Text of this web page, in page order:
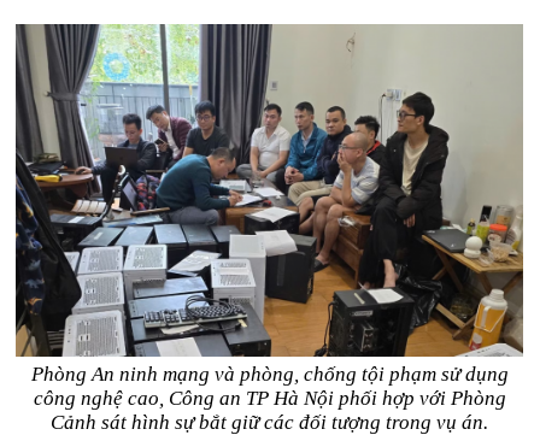
Phòng An ninh mạng và phòng, chống tội phạm sử dụng
công nghệ cao, Công an TP Hà Nội phối hợp với Phòng
Cảnh sát hình sự bắt giữ các đối tượng trong vụ án.